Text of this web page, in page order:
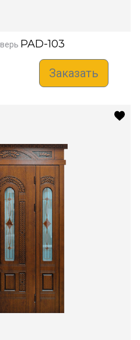
PAD-103
Заказать